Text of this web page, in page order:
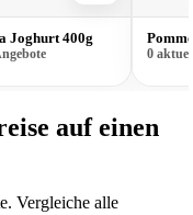
Joghurt 400g
0
auf einen
Vergleiche alle